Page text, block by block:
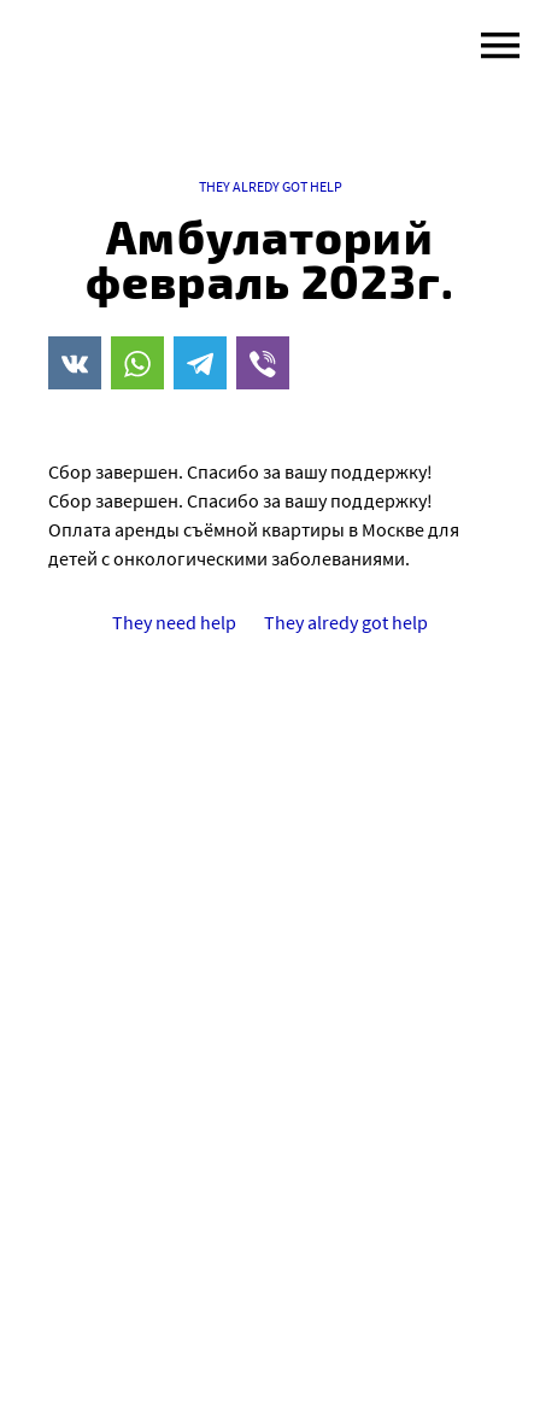
THEY ALREDY GOT HELP
Амбулаторий
февраль 2023г.
Сбор завершен. Спасибо за вашу поддержку!
Сбор завершен. Спасибо за вашу поддержку!
Оплата аренды съёмной квартиры в Москве для
детей с онкологическими заболеваниями.
They need help They alredy got help